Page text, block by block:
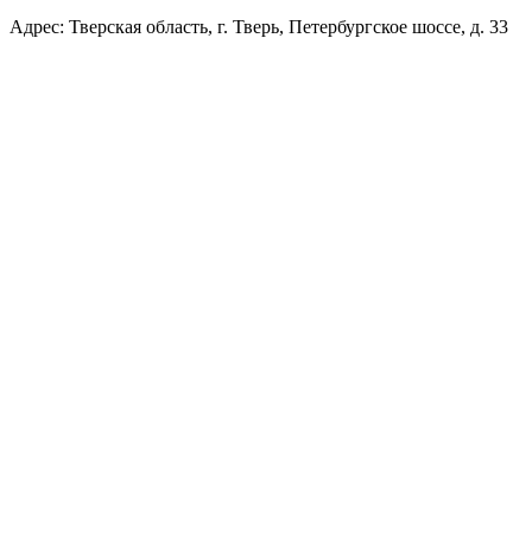
Адрес: Тверская область, г. Тверь, Петербургское шоссе, д. 33